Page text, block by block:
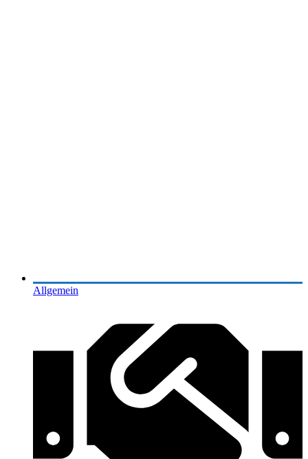
Allgemein